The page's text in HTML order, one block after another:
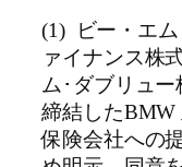
(1) ビー・エ
ァイナンス株
ム･ダブリュ
締結したBMW
保険会社への